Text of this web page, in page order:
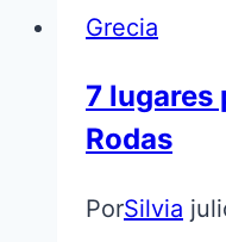
Grecia
7 lugares
Rodas
PorSilvia